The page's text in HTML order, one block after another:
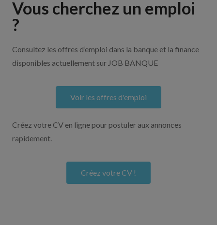
Vous cherchez un emploi
?
Consultez les offres d’emploi dans la banque et la finance
disponibles actuellement sur JOB BANQUE
Voir les offres d'emploi
Créez votre CV en ligne pour postuler aux annonces
rapidement.
Créez votre CV !